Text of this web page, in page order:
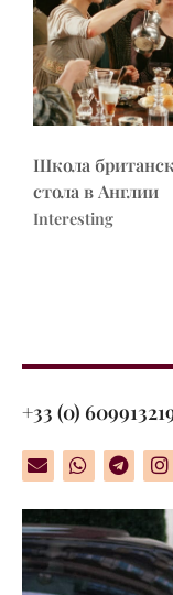
Школа
стола в Англии
Interesting
+33 (0)